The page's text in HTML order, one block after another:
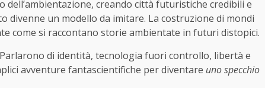
creando città futuristiche credibili e
divenne un modello da imitare. La costruzione di mondi
come si raccontano storie ambientate in futuri distopici.
di identità, tecnologia fuori controllo, libertà e
avventure fantascientifiche per diventare uno specchio